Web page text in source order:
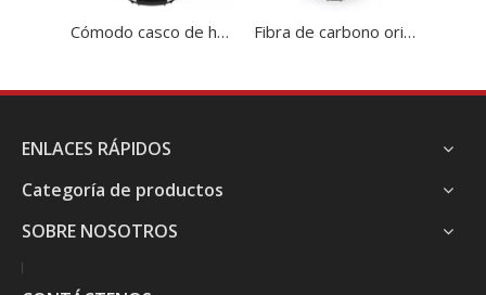
Cómodo casco de hockey sobre hielo con visera Fibra de carbono original 3D Liner impreso Hockey Hockey Cossector
ENLACES RÁPIDOS
Categoría de productos
SOBRE NOSOTROS